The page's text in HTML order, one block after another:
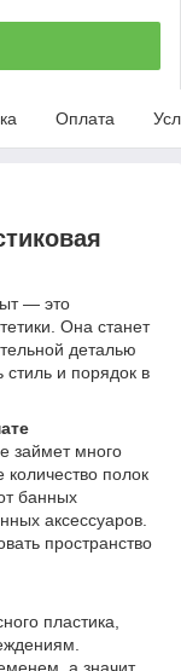
Оплата
— это
Она станет
деталью
стиль и порядок в
займет много
количество полок
банных
аксессуаров.
пространство
пластика,